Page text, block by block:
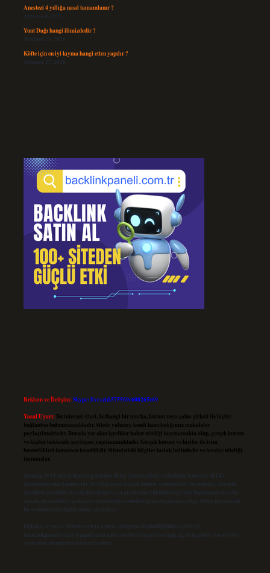
Anestezi 4 yıllığa nasıl tamamlanır ?
Ağustos 4, 2026
Yunt Dağı hangi ilimizdedir ?
Temmuz 29, 2026
Köfte için en iyi kıyma hangi etten yapılır ?
Temmuz 27, 2026
Reklam ve İletişim:Skype: live:.cid.575569c608265c69
Yasal Uyarı: Bu internet sitesi, herhangi bir marka, kurum veya şahıs şirketi ile hiçbir
bağlantısı bulunmamaktadır. Sitede yalnızca kendi hazırladığımız makaleler
paylaşılmaktadır. Burada yer alan içerikler haber niteliği taşımamakta olup, gerçek kurum
ve kişiler hakkında paylaşım yapılmamaktadır. Gerçek kurum ve kişiler ile isim
benzerlikleri tamamen tesadüfidir. Sitemizdeki bilgiler taslak halindedir ve tavsiye niteliği
taşımazlar.
Sitemiz, 5651 Sayılı Kanun gereğince Bilgi Teknolojileri ve İletişim Kurumu (BTK)
tarafından onaylanmış bir Yer Sağlayıcı olarak hizmet vermektedir. Bu nedenle, sitedeki
içerikleri proaktif olarak denetleme veya araştırma yükümlülüğümüz bulunmamaktadır.
Ancak, üyelerimiz yazdıkları içeriklerin sorumluluğunu taşımakta olup, siteye üye olarak
bu sorumluluğu kabul etmiş sayılırlar.
Hukuka ve yasal düzenlemelere aykırı olduğunu düşündüğünüz içerikleri,
backlinkpanelicomtr@gmail.com adresine bildirmeniz halinde, ilgili içerikler yasal süre
içerisinde sitemizden kaldırılacaktır.